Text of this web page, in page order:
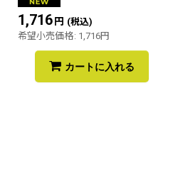
1,716円 (税込)
希望小売価格: 1,716円
カートに入れる